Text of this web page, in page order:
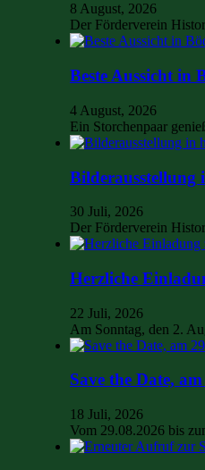
8 August, 2026
Der Förderverein
Beste Aussicht in
4 August, 2026
Ein Storchenpaar
Bilderausstellung
30 Juli, 2026
Der Förderverein
Herzliche
22 Juli, 2026
Am Sonntag, den 2.
Save the Date,
18 Juli, 2026
Vom 29.08.2026 bis